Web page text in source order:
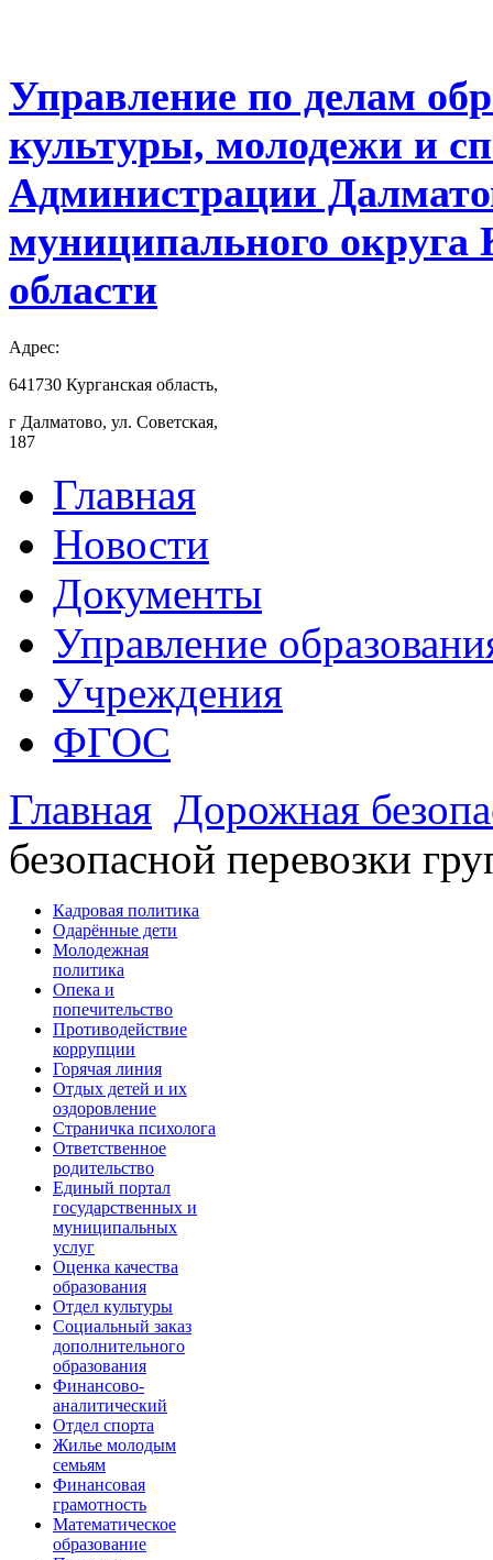
Управление по делам
культуры, молодежи и
Администрации
муниципального округа
области
Адрес:
641730 Курганская область,
г Далматово, ул. Советская,
187
Главная
Новости
Документы
Управление
Учреждения
ФГОС
Главная Дорожная
безопасной перевозки
Кадровая политика
Одарённые дети
Молодежная
политика
Опека и
попечительство
Противодействие
коррупции
Горячая линия
Отдых детей и их
оздоровление
Страничка психолога
Ответственное
родительство
Единый портал
государственных и
муниципальных
услуг
Оценка качества
образования
Отдел культуры
Социальный заказ
дополнительного
образования
Финансово-
аналитический
Отдел спорта
Жилье молодым
семьям
Финансовая
грамотность
Математическое
образование